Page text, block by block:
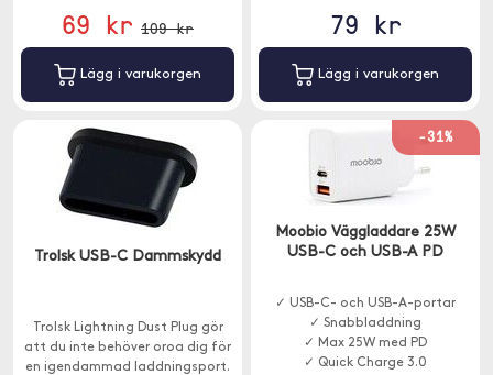
69 kr 109 kr
Lägg i varukorgen
79 kr
Lägg i varukorgen
Trolsk USB-C Dammskydd
Trolsk Lightning Dust Plug gör
att du inte behöver oroa dig för
en igendammad laddningsport.
-31%
Moobio Väggladdare 25W
USB-C och USB-A PD
✓ USB-C- och USB-A-portar
✓ Snabbladdning
✓ Max 25W med PD
✓ Quick Charge 3.0